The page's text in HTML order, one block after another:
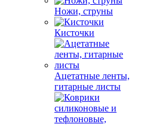
Ножи, струны
Кисточки
Ацетатные ленты,
гитарные листы